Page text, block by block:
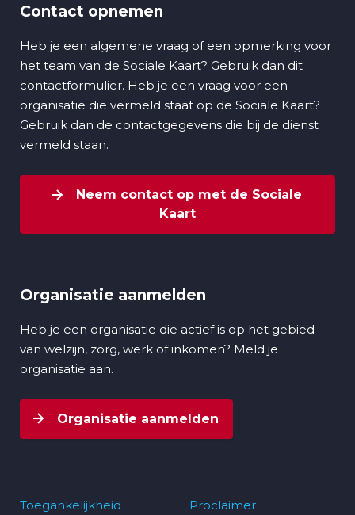
Contact opnemen
Heb je een algemene vraag of een opmerking voor
het team van de Sociale Kaart? Gebruik dan dit
contactformulier. Heb je een vraag voor een
organisatie die vermeld staat op de Sociale Kaart?
Gebruik dan de contactgegevens die bij de dienst
vermeld staan.
Neem contact op met de Sociale
Kaart
Organisatie aanmelden
Heb je een organisatie die actief is op het gebied
van welzijn, zorg, werk of inkomen? Meld je
organisatie aan.
Organisatie aanmelden
Toegankelijkheid Proclaimer